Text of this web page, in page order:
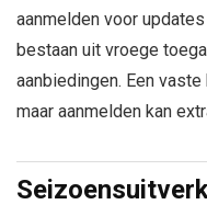
aanmelden voor
bestaan uit vroege
aanbiedingen. Een
maar aanmelden kan